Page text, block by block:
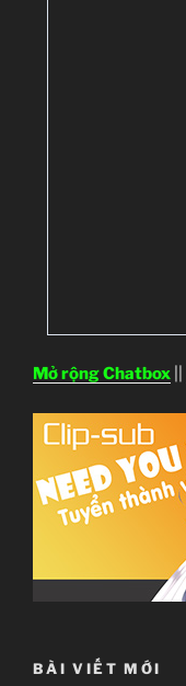
Mở rộng Chatbox
BÀI VIẾT MỚI